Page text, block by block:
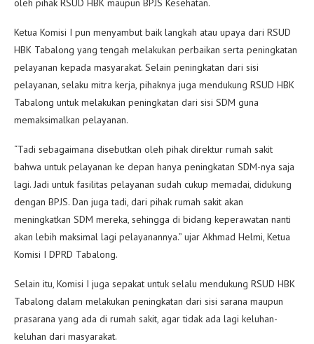
oleh pihak RSUD HBK maupun BPJS Kesehatan.
Ketua Komisi I pun menyambut baik langkah atau upaya dari RSUD
HBK Tabalong yang tengah melakukan perbaikan serta peningkatan
pelayanan kepada masyarakat. Selain peningkatan dari sisi
pelayanan, selaku mitra kerja, pihaknya juga mendukung RSUD HBK
Tabalong untuk melakukan peningkatan dari sisi SDM guna
memaksimalkan pelayanan.
“Tadi sebagaimana disebutkan oleh pihak direktur rumah sakit
bahwa untuk pelayanan ke depan hanya peningkatan SDM-nya saja
lagi. Jadi untuk fasilitas pelayanan sudah cukup memadai, didukung
dengan BPJS. Dan juga tadi, dari pihak rumah sakit akan
meningkatkan SDM mereka, sehingga di bidang keperawatan nanti
akan lebih maksimal lagi pelayanannya.” ujar Akhmad Helmi, Ketua
Komisi I DPRD Tabalong.
Selain itu, Komisi I juga sepakat untuk selalu mendukung RSUD HBK
Tabalong dalam melakukan peningkatan dari sisi sarana maupun
prasarana yang ada di rumah sakit, agar tidak ada lagi keluhan-
keluhan dari masyarakat.